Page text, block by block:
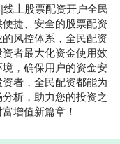
上股票配资开户全民
捷、安全的股票配资
风控体系，全民配资
者最大化资金使用效
，确保用户的资金安
者，全民配资都能为
析，助力您的投资之
增值新篇章！